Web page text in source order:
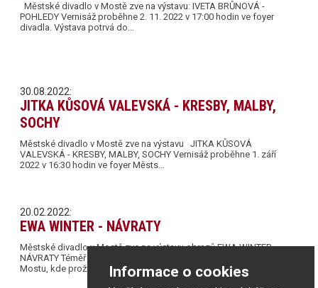
Informace o cookies
Městské divadlo v Mostě zve na výstavu: IVETA BRŮNOVÁ -
POHLEDY Vernisáž proběhne 2. 11. 2022 v 17:00 hodin ve foyer
divadla. Výstava potrvá do…
30.08.2022:
JITKA KŮSOVÁ VALEVSKÁ - KRESBY, MALBY,
SOCHY
Městské divadlo v Mostě zve na výstavu JITKA KŮSOVÁ
VALEVSKÁ - KRESBY, MALBY, SOCHY Vernisáž proběhne 1. září
2022 v 16:30 hodin ve foyer Městs…
20.02.2022:
EWA WINTER - NÁVRATY
Městské divadlo v Mostě zve na výstavu obrazů EWA WINTER -
NÁVRATY Téměř po 20 letech se vrací MUDr. Eva Římanová do
Mostu, kde prožila nejhežčí čás…